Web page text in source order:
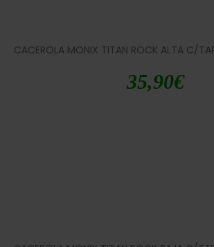
CACEROLA MONIX TITAN ROCK ALTA C/
35,90€